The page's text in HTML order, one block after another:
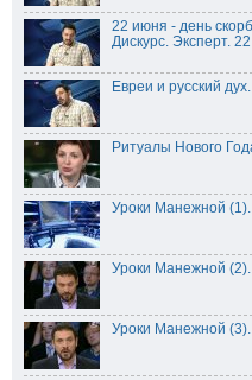
22 июня - день
Дискурс. Эксперт.
Евреи и русский
Ритуалы Нового
Уроки Манежной
Уроки Манежной
Уроки Манежной